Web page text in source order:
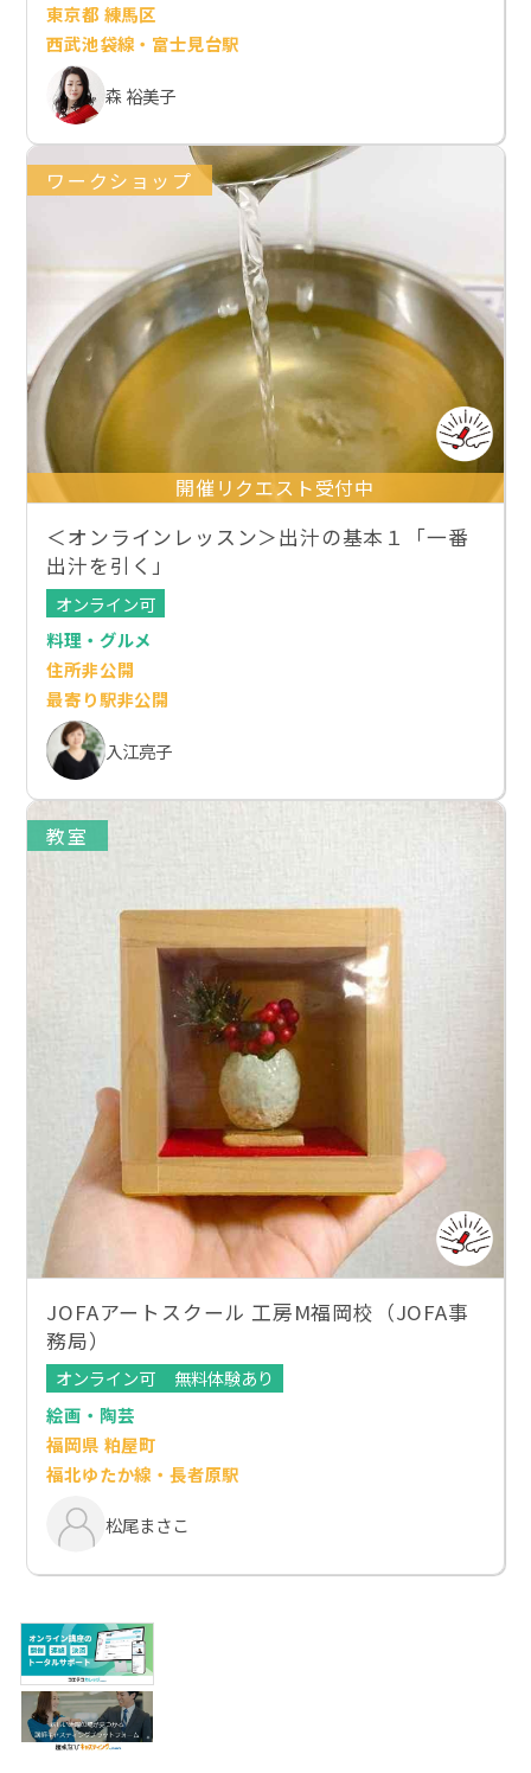
東京都 練馬区
西武池袋線・富士見台駅
森 裕美子
ワークショップ
開催リクエスト受付中
＜オンラインレッスン＞出汁の基本１「一番
出汁を引く」
オンライン可
料理・グルメ
住所非公開
最寄り駅非公開
入江亮子
教室
JOFAアートスクール 工房M福岡校（JOFA事
務局）
オンライン可
無料体験あり
絵画・陶芸
福岡県 粕屋町
福北ゆたか線・長者原駅
松尾まさこ